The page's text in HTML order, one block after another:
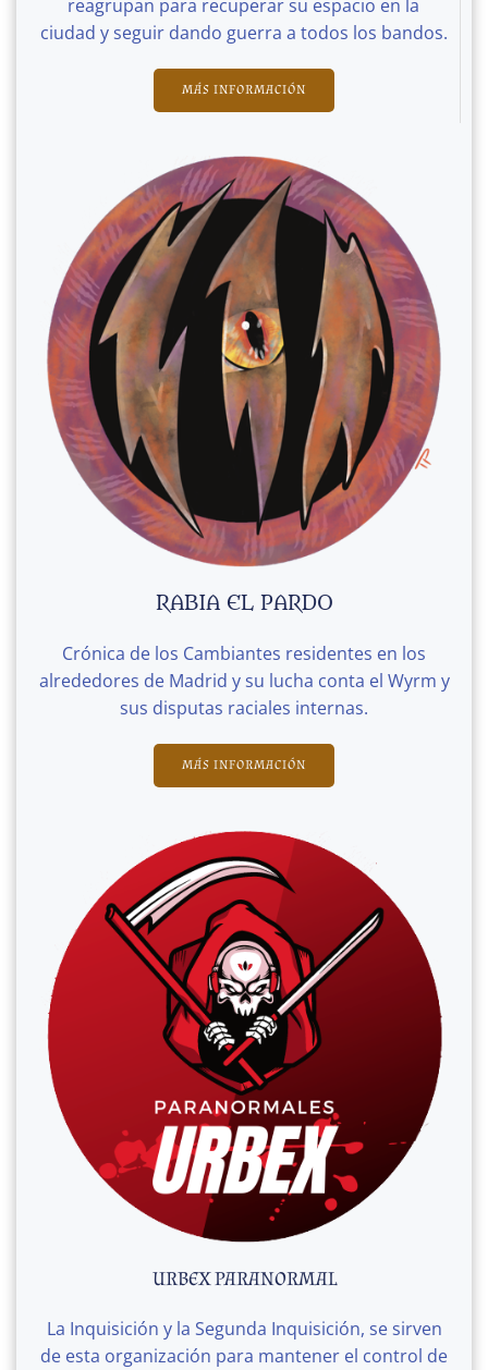
reagrupan para recuperar su espacio en la
ciudad y seguir dando guerra a todos los bandos.
MÁS INFORMACIÓN
RABIA EL PARDO
Crónica de los Cambiantes residentes en los
alrededores de Madrid y su lucha conta el Wyrm y
sus disputas raciales internas.
MÁS INFORMACIÓN
URBEX PARANORMAL
La Inquisición y la Segunda Inquisición, se sirven
de esta organización para mantener el control de